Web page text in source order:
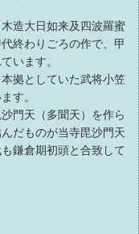
造大日如来及四波羅蜜
終わりごろの作で、甲
います。
拠としていた武将小笠
す。
門天（多聞天）を作ら
だものが当寺毘沙門天
鎌倉期初頭と合致して